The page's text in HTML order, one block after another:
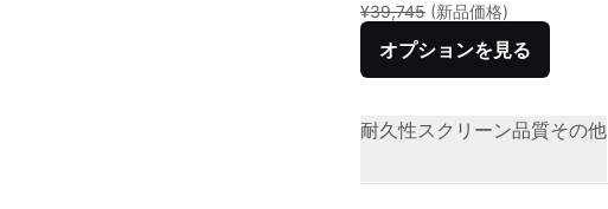
¥39,745 (新品価格)
オプションを見る
耐久性スクリーン品質その他